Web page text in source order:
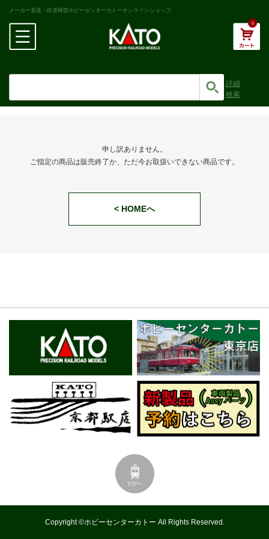
メーカー直送・鉄道模型ホビーセンターカトーオンラインショップ
0
詳細
検索
申し訳ありません。
ご指定の商品は販売終了か、ただ今お取扱いできない商品です。
< HOMEへ
Copyright ©ホビーセンターカトー All Rights Reserved.